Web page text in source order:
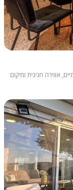
אווירה חגיגית ומיקום